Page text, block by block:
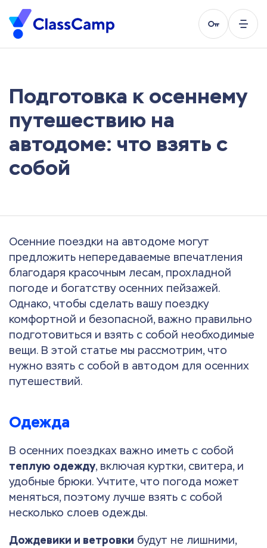
Подготовка к осеннему
путешествию на
автодоме: что взять с
собой
Осенние поездки на автодоме могут
предложить непередаваемые впечатления
благодаря красочным лесам, прохладной
погоде и богатству осенних пейзажей.
Однако, чтобы сделать вашу поездку
комфортной и безопасной, важно правильно
подготовиться и взять с собой необходимые
вещи. В этой статье мы рассмотрим, что
нужно взять с собой в автодом для осенних
путешествий.
Одежда
В осенних поездках важно иметь с собой
теплую одежду, включая куртки, свитера, и
удобные брюки. Учтите, что погода может
меняться, поэтому лучше взять с собой
несколько слоев одежды.
Дождевики и ветровки будут не лишними,